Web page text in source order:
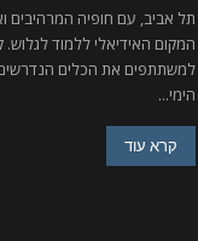
תל אביב, עם חופיה המרהיבים
המקום האידיאלי ללמוד
למשתתפים את הכלים
הימי...
קרא עוד